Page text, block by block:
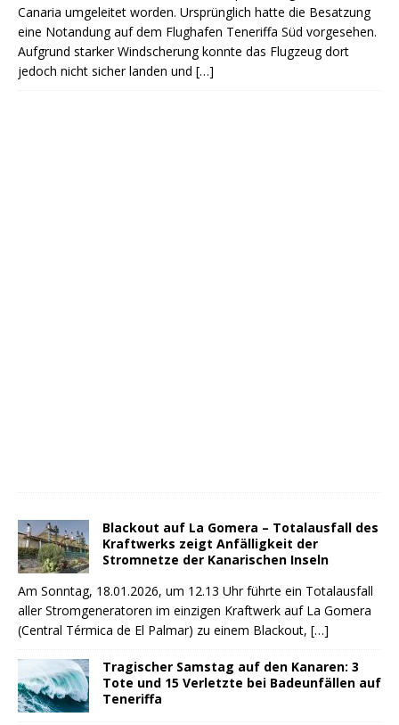
Canaria umgeleitet worden. Ursprünglich hatte die Besatzung
eine Notandung auf dem Flughafen Teneriffa Süd vorgesehen.
Aufgrund starker Windscherung konnte das Flugzeug dort
jedoch nicht sicher landen und […]
Blackout auf La Gomera – Totalausfall des
Kraftwerks zeigt Anfälligkeit der
Stromnetze der Kanarischen Inseln
Am Sonntag, 18.01.2026, um 12.13 Uhr führte ein Totalausfall
aller Stromgeneratoren im einzigen Kraftwerk auf La Gomera
(Central Térmica de El Palmar) zu einem Blackout, […]
Tragischer Samstag auf den Kanaren: 3
Tote und 15 Verletzte bei Badeunfällen auf
Teneriffa